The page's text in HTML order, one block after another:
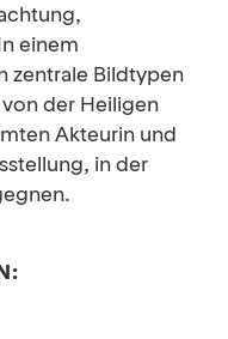
einem
zentrale Bildtypen
der Heiligen
Akteurin und
in der